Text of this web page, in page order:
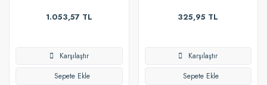
DESTİLE SU 20L
1.053,57 TL
Karşılaştır
Sepete Ekle
DESTİLE SU 5L
325,95 TL
Karşılaştır
Sepete Ekle